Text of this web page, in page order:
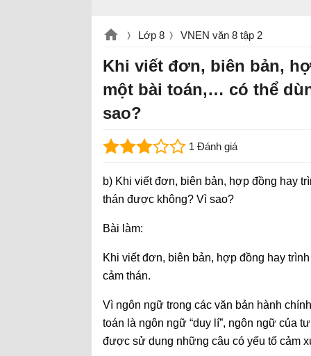
Lớp 8 VNEN văn 8 tập 2
Khi viết đơn, biên bản,
một bài toán,… có thể
sao?
1 Đánh giá
b) Khi viết đơn, biên bản, hợp đồng hay
thán được không? Vì sao?
Bài làm:
Khi viết đơn, biên bản, hợp đồng hay
cảm thán.
Vì ngôn ngữ trong các văn bản hành
toán là ngôn ngữ “duy lí”, ngôn ngữ của
được sử dụng những câu có yếu tố cảm